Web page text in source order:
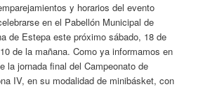
y horarios del evento
en el Pabellón Municipal de
de Estepa este próximo sábado, 18 de
de la mañana. Como ya informamos en
la jornada final del Campeonato de
IV, en su modalidad de minibásket, con